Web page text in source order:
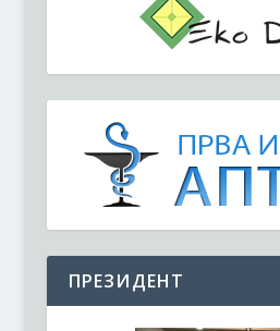
ПРЕЗИДЕНТ